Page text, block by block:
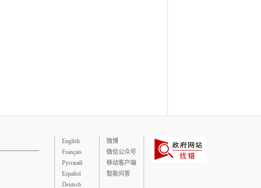
English
Français
Русский
Español
Deutsch
微博
微信公众号
移动客户端
智能问答